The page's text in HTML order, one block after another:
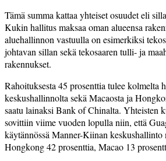
Tämä summa kattaa yhteiset osuudet eli
Kukin hallitus maksaa oman alueensa
aluehallinnon vastuulla on esimerkiksi
johtavan sillan sekä tekosaaren tulli- ja
rakennukset.
Rahoituksesta 45 prosenttia tulee kolmelta
keskushallinnolta sekä Macaosta ja
saatu lainaksi Bank of Chinalta. Yhteisten
sovittiin viime vuoden lopulla niin, että
käytännössä Manner-Kiinan keskushallinto
Hongkong 42 prosenttia, Macao 13